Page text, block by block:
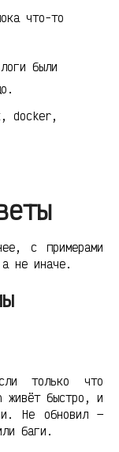
что-то
были
docker,
с примерами
не иначе.
только что
живёт быстро, и
Не обновил —
баги.